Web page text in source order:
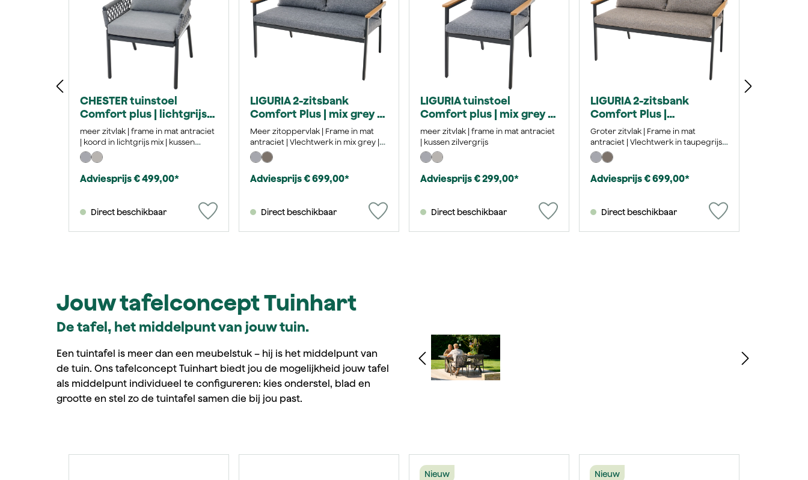
CHESTER tuinstoel
Comfort plus | lichtgrijs
mix / antraciet
meer zitvlak | frame in mat antraciet
| koord in lichtgrijs mix | kussen
Texfabric lichtgrijs mix
Adviesprijs € 499,00*
Direct beschikbaar
LIGURIA 2-zitsbank
Comfort Plus | mix grey /
antraciet
Meer zitoppervlak | Frame in mat
antraciet | Vlechtwerk in mix grey |
Kussens van Texfabric zilvergrijs
Adviesprijs € 699,00*
Direct beschikbaar
LIGURIA tuinstoel
Comfort plus | mix grey /
antraciet
meer zitvlak | frame in mat antraciet
| kussen zilvergrijs
Adviesprijs € 299,00*
Direct beschikbaar
LIGURIA 2-zitsbank
Comfort Plus |
taupebruin / antraciet
Groter zitvlak | Frame in mat
antraciet | Vlechtwerk in taupegrijs |
Kussens van Texfabric taupebruin
Adviesprijs € 699,00*
Direct beschikbaar
Jouw tafelconcept Tuinhart
De tafel, het middelpunt van jouw tuin.
Een tuintafel is meer dan een meubelstuk – hij is het middelpunt van
de tuin. Ons tafelconcept Tuinhart biedt jou de mogelijkheid jouw tafel
als middelpunt individueel te configureren: kies onderstel, blad en
grootte en stel zo de tuintafel samen die bij jou past.
Afbeeldingengalerij overslaan
Nieuw Nieuw